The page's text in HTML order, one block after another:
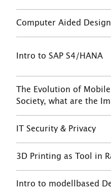
Computer Aided
Intro to SAP S4/HANA
The Evolution of
Society, what are the
IT Security & Privacy
3D Printing as Tool in
Intro to modellbased